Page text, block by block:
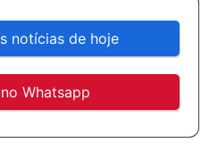
notícias de hoje
Whatsapp